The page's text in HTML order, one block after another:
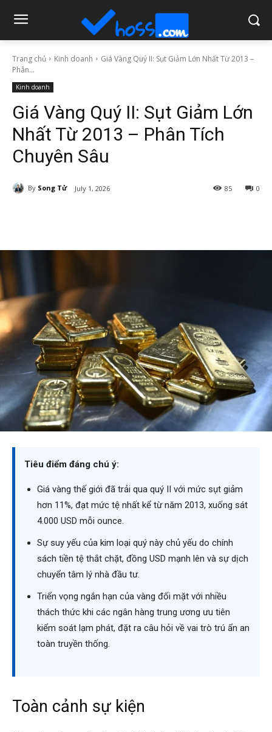
Trang chủ Kinh doanh
Giá Vàng Quý II: Sụt Giảm Lớn Nhất Từ 2013 –
Phân...
Kinh doanh
Giá Vàng Quý II: Sụt Giảm Lớn
Nhất Từ 2013 – Phân Tích
Chuyên Sâu
By Song Tử July 1, 2026 0
85
Tiêu điểm đáng chú ý:
Giá vàng thế giới đã trải qua quý II với mức sụt giảm
hơn 11%, đạt mức tệ nhất kể từ năm 2013, xuống sát
4.000 USD mỗi ounce.
Sự suy yếu của kim loại quý này chủ yếu do chính
sách tiền tệ thắt chặt, đồng USD mạnh lên và sự dịch
chuyển tâm lý nhà đầu tư.
Triển vọng ngắn hạn của vàng đối mặt với nhiều
thách thức khi các ngân hàng trung ương ưu tiên
kiểm soát lạm phát, đặt ra câu hỏi về vai trò trú ẩn an
toàn truyền thống.
Toàn cảnh sự kiện